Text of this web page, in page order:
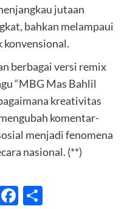
jutaan
bahkan melampaui
konvensional.
berbagai versi remix
“MBG Mas Bahlil
kreativitas
komentar-
menjadi fenomena
nasional. (**)
Facebook
Share